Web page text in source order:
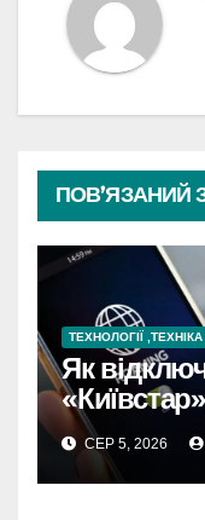
ПОВ’ЯЗАНИЙ
ТЕХНОЛОГІЇ
Як
2026 рік
СЕР 5, 2026